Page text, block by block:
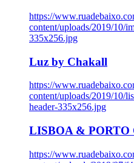
https://
content/uploads/2019/10/
335x256.jpg
Luz by Chakall
https://
content/uploads/2019/10/
header-335x256.jpg
LISBOA &
https://